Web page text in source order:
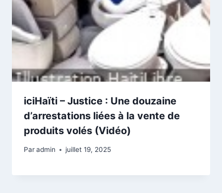
iciHaïti – Justice : Une douzaine
d’arrestations liées à la vente de
produits volés (Vidéo)
Paradmin juillet 19, 2025